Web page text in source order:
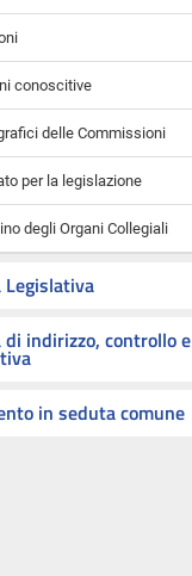
conoscitive
delle Commissioni
per la legislazione
degli Organi Collegiali
indirizzo, controllo e
in seduta comune